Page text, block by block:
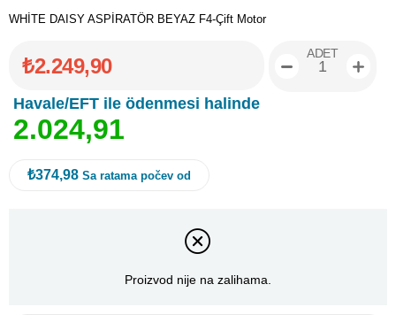
WHİTE DAISY ASPİRATÖR BEYAZ F4-Çift Motor
₺2.249,90
Havale/EFT ile ödenmesi halinde
2.024,91
ADET
₺374,98 Sa ratama počev od
Proizvod nije na zalihama.